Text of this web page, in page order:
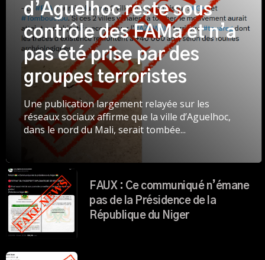
d’Aguelhoc reste sous
contrôle des FAMa et n’a
pas été prise par des
groupes terroristes
Une publication largement relayée sur les
réseaux sociaux affirme que la ville d’Aguelhoc,
dans le nord du Mali, serait tombée...
FAUX : Ce communiqué n’émane
pas de la Présidence de la
République du Niger